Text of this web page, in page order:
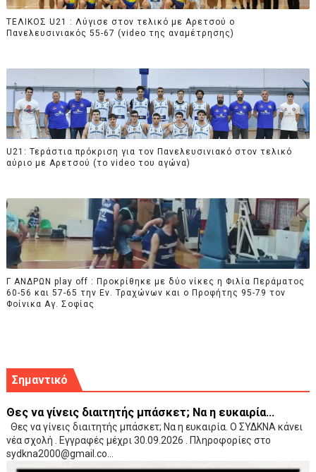
ΤΕΛΙΚΟΣ U21 : Λύγισε στον τελικό με Αρετσού ο
Πανελευσινιακός 55-67 (video της αναμέτρησης)
U21: Τεράστια πρόκριση για τον Πανελευσινιακό στον τελικό
αύριο με Αρετσού (το video του αγώνα)
Γ ΑΝΔΡΩΝ play off : Προκρίθηκε με δύο νίκες η Φιλία Περάματος
60-56 και 57-65 την Εν. Τραχώνων και ο Προφήτης 95-79 τον
Φοίνικα Αγ. Σοφίας
Σημαντικό
Θες να γίνεις διαιτητής μπάσκετ; Να η ευκαιρία...
Θες να γίνεις διαιτητής μπάσκετ; Να η ευκαιρία. Ο ΣΥΔΚΝΑ κάνει
νέα σχολή . Εγγραφές μέχρι 30.09.2026 . Πληροφορίες στο
sydkna2000@gmail.co...